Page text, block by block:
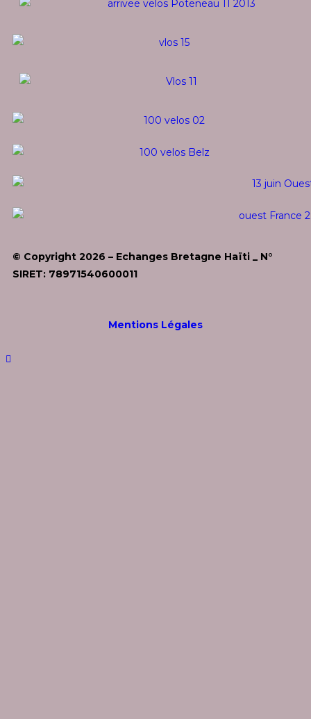
© Copyright 2026 – Echanges Bretagne Haïti _ N°
SIRET: 78971540600011
Mentions Légales